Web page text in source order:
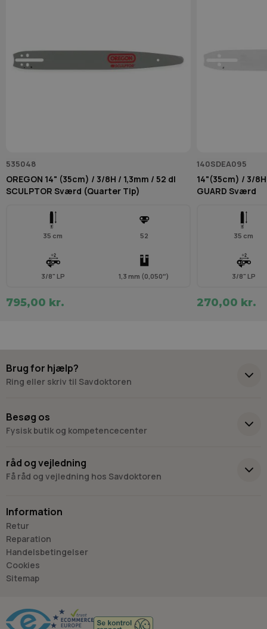
535048
OREGON 14" (35cm) / 3/8H / 1,3mm / 52 dl
SCULPTOR Sværd (Quarter Tip)
35 cm 52
3/8" LP 1,3 mm (0,050″)
795,00 kr.
140SDEA095
14"(35cm) / 3/8H
GUARD Sværd
35 cm
3/8" LP
270,00 kr.
Brug for hjælp?
Ring eller skriv til Savdoktoren
Besøg os
Fysisk butik og kompetencecenter
9400 Nørresundby
råd og vejledning
Få råd og vejledning hos Savdoktoren
“Vi bygger vores løsninger på viden, erfaring og faglig indsigt
- så du kan træffe
det rigtige valg, hver gang.
- Jan “Savdoktoren” Østergaard
Information
Retur
Reparation
Handelsbetingelser
Cookies
Sitemap